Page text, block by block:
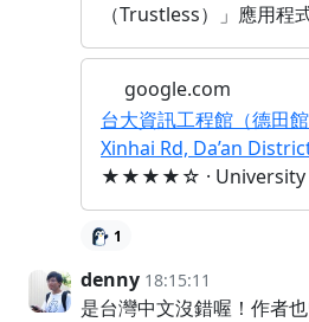
（Trustless）」應用程
google.com
台大資訊工程館（德田
Xinhai Rd, Da’an
★★★★☆ · University
1
denny 18:15:11
是台灣中文沒錯喔！作者